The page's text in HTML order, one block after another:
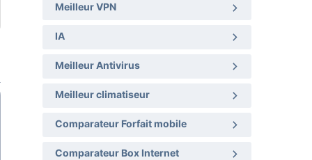
Meilleur VPN
IA
Meilleur Antivirus
Meilleur climatiseur
Comparateur Forfait mobile
Comparateur Box Internet